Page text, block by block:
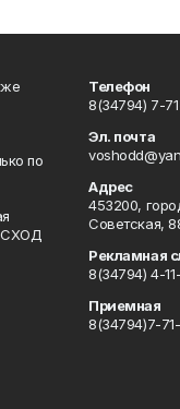
по
Телефон
8(34794) 7-
Эл. почта
Адрес
453200,
Советская,
Рекламная
8(34794) 4-
Приемная
8(34794)7-